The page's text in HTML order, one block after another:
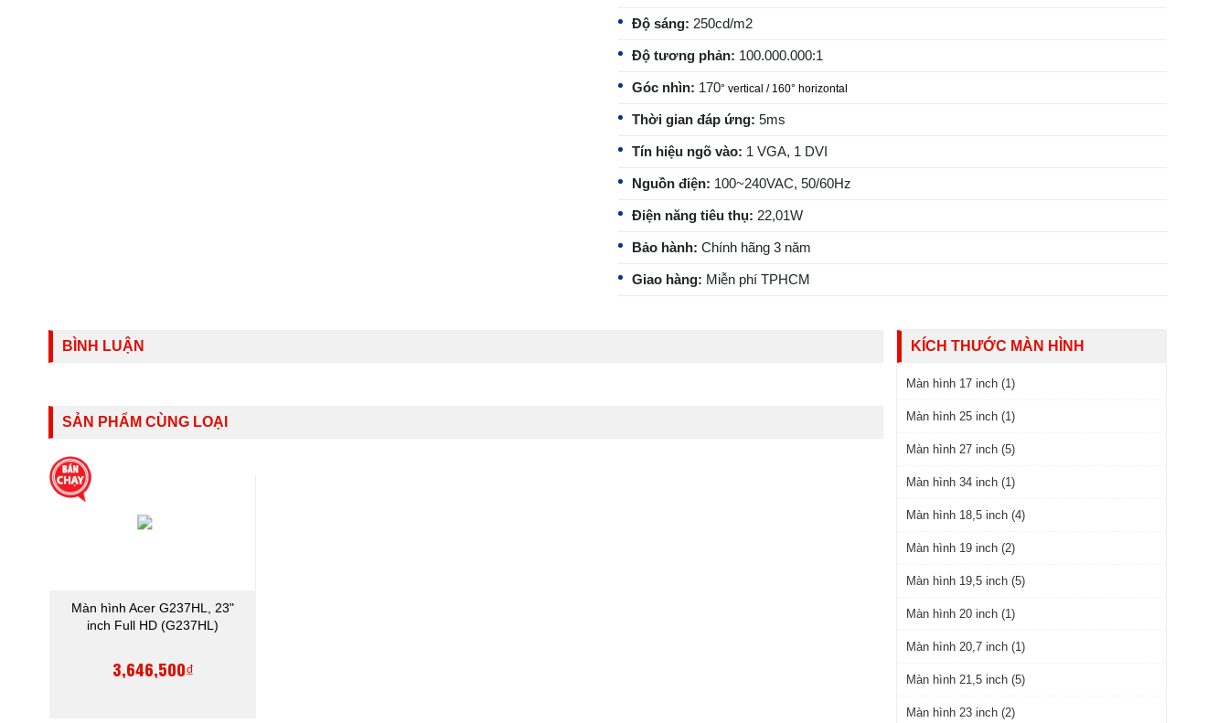
Độ sáng: 250cd/m2
Độ tương phản: 100.000.000:1
Góc nhìn: 170° vertical / 160° horizontal
Thời gian đáp ứng: 5ms
Tín hiệu ngõ vào: 1 VGA, 1 DVI
Nguồn điện: 100~240VAC, 50/60Hz
Điện năng tiêu thụ: 22,01W
Bảo hành: Chính hãng 3 năm
Giao hàng: Miễn phí TPHCM
BÌNH LUẬN
SẢN PHẨM CÙNG LOẠI
Màn hình Acer G237HL, 23"
inch Full HD (G237HL)
3,646,500₫
KÍCH THƯỚC MÀN HÌNH
Màn hình 17 inch (1)
Màn hình 25 inch (1)
Màn hình 27 inch (5)
Màn hình 34 inch (1)
Màn hình 18,5 inch (4)
Màn hình 19 inch (2)
Màn hình 19,5 inch (5)
Màn hình 20 inch (1)
Màn hình 20,7 inch (1)
Màn hình 21,5 inch (5)
Màn hình 23 inch (2)